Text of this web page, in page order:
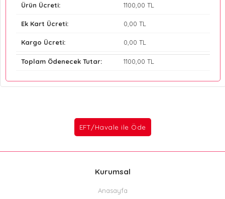
Ürün Ücreti: 1100 ,00 TL
Ek Kart Ücreti: 0 ,00 TL
Kargo Ücreti: 0 ,00 TL
Toplam Ödenecek Tutar: 1100 ,00 TL
Kurumsal
Anasayfa